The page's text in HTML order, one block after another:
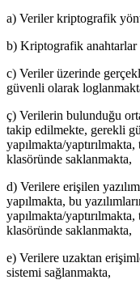
a) Veriler kriptografik
b) Kriptografik anahtarlar
c) Veriler üzerinde
güvenli olarak
ç) Verilerin bulunduğu
takip edilmekte, gerekli
yapılmakta/
klasöründe saklanmakta,
d) Verilere erişilen
yapılmakta, bu
yapılmakta/
klasöründe saklanmakta,
e) Verilere uzaktan
sistemi sağlanmakta,